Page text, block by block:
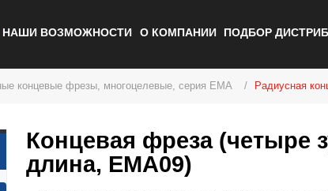
НАШИ ВОЗМОЖНОСТИ О КОМПАНИИ ПОДБОР
концевые фрезы, многоцелевые, серия EMA Радиусная
Концевая фреза (четыре
длина, EMA09)